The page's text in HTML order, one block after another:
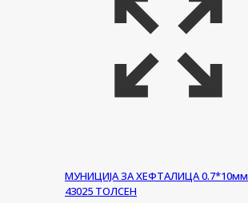
МУНИЦИЈА ЗА ХЕФТАЛИЦА 0.7*10мм
43025 ТОЛСЕН